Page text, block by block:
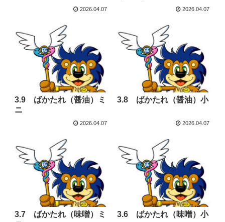
2026.04.07 2026.04.07
3.9 ばかたれ（醤油）ミ
ニ
2026.04.07
3.8 ばかたれ（醤油）小
2026.04.07
3.7 ばかたれ（味噌）ミ
3.6 ばかたれ（味噌）小